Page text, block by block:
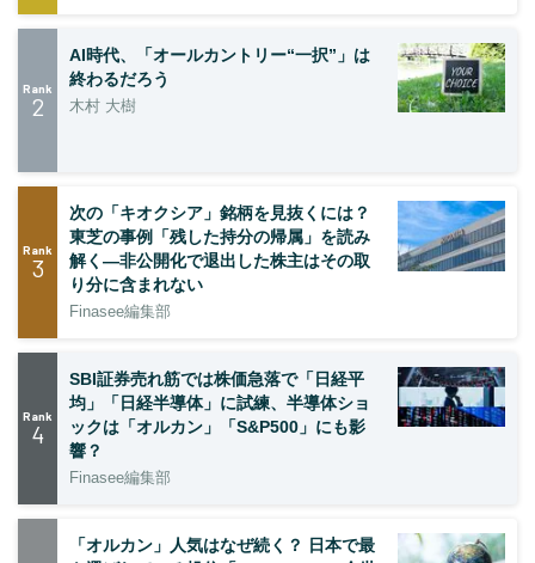
Rank
2
AI時代、「オールカントリー“一択”」は
終わるだろう
木村 大樹
Rank
3
次の「キオクシア」銘柄を見抜くには？
東芝の事例「残した持分の帰属」を読み
解く—非公開化で退出した株主はその取
り分に含まれない
Finasee編集部
Rank
4
SBI証券売れ筋では株価急落で「日経平
均」「日経半導体」に試練、半導体ショ
ックは「オルカン」「S&P500」にも影
響？
Finasee編集部
「オルカン」人気はなぜ続く？ 日本で最